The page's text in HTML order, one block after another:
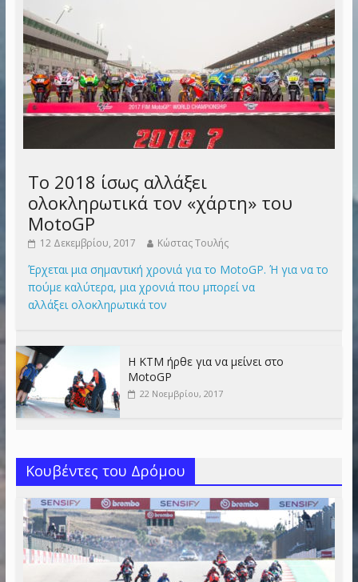
Το 2018 ίσως αλλάξει
ολοκληρωτικά τον «χάρτη» του
MotoGP
12 Δεκεμβρίου, 2017 Κώστας Τουλής
Έρχεται μια σημαντική χρονιά για το MotoGP. Ή για να το
πούμε καλύτερα, μια χρονιά που μπορεί να
αλλάξει ολοκληρωτικά τον
Η KTM ήρθε για να μείνει στο
MotoGP
22 Νοεμβρίου, 2017
Κουβέντες του Δρόμου